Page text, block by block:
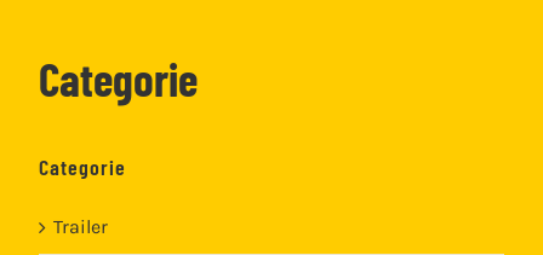
Categorie
Categorie
Trailer